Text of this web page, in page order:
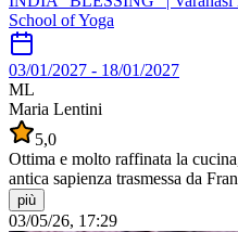
School of Yoga
03/01/2027 - 18/01/2027
ML
Maria Lentini
5,0
Ottima e molto raffinata la
antica sapienza trasmessa da
più
03/05/26, 17:29